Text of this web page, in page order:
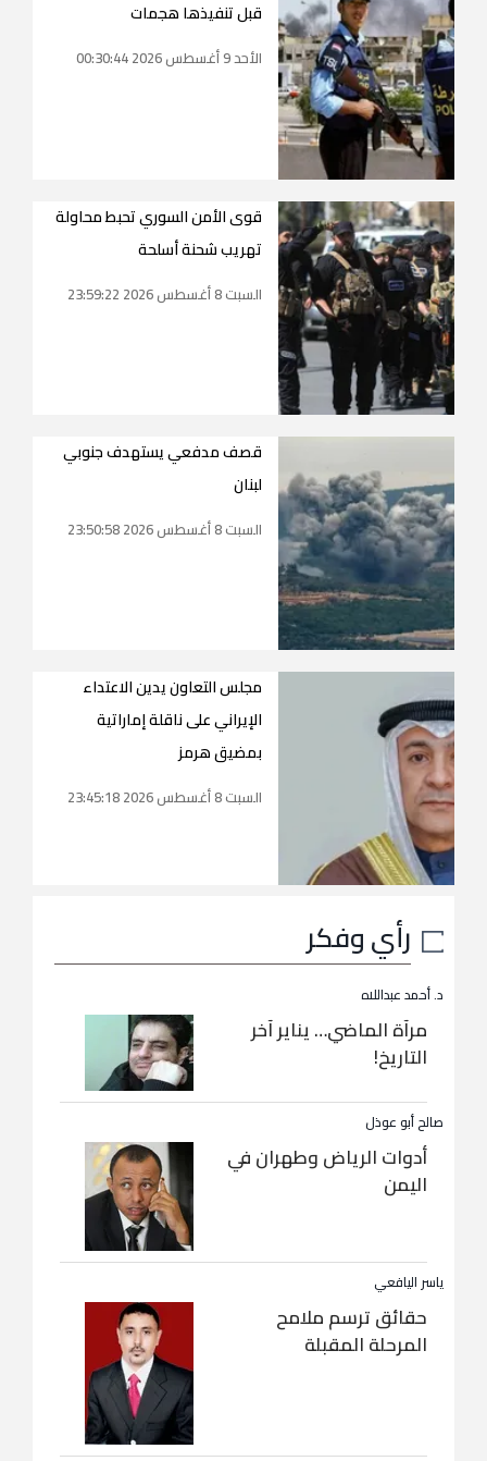
قبل تنفيذها هجمات
الأحد 9 أغسطس 2026 00:30:44
قوى الأمن السوري تحبط محاولة
تهريب شحنة أسلحة
السبت 8 أغسطس 2026 23:59:22
قصف مدفعي يستهدف جنوبي
لبنان
السبت 8 أغسطس 2026 23:50:58
مجلس التعاون يدين الاعتداء
الإيراني على ناقلة إماراتية
بمضيق هرمز
السبت 8 أغسطس 2026 23:45:18
رأي وفكر
د. أحمد عبداللاه
مرآة الماضي… يناير آخر
التاريخ!
صالح أبو عوذل
أدوات الرياض وطهران في
اليمن
ياسر اليافعي
حقائق ترسم ملامح
المرحلة المقبلة